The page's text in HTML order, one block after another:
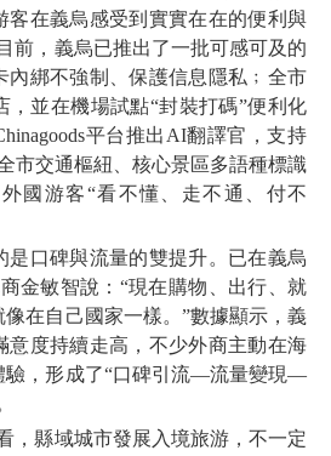
客在義烏感受到實實在在的便利與
前，義烏已推出了一批可感可及的
內綁不強制、保護信息隱私﹔全市
，並在機場試點“封裝打碼”便利化
平台推出AI翻譯官，支持
市交通樞紐、核心景區多語種標識
國游客“看不懂、走不通、付不
口碑與流量的雙提升。已在義烏
金敏智說：“現在購物、出行、就
在自己國家一樣。”數據顯示，義
意度持續走高，不少外商主動在海
驗，形成了“口碑引流—流量變現—
縣域城市發展入境旅游，不一定